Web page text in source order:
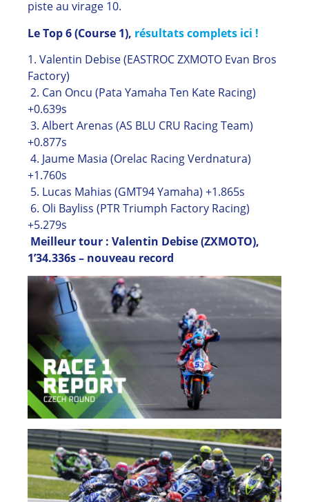
piste au virage 10.
Le Top 6 (Course 1), résultats complets ici !
1. Valentin Debise (EASTROC ZXMOTO Evan Bros
Factory)
2. Can Oncu (Pata Yamaha Ten Kate Racing)
+0.639s
3. Albert Arenas (AS BLU CRU Racing Team)
+0.877s
4. Jaume Masia (Orelac Racing Verdnatura)
+1.760s
5. Lucas Mahias (GMT94 Yamaha) +1.865s
6. Oli Bayliss (PTR Triumph Factory Racing)
+5.279s
Meilleur tour : Valentin Debise (ZXMOTO),
1’34.336s – nouveau record